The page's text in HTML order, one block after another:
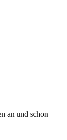
an und schon